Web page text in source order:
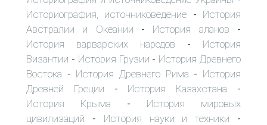
Историография, источниковедение - История
Австралии и Океании - История аланов -
История варварских народов - История
Византии - История Грузии - История Древнего
Востока - История Древнего Рима - История
Древней Греции - История Казахстана -
История Крыма - История мировых
цивилизаций - История науки и техники -